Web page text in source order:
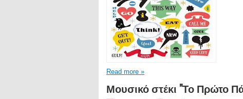
Read more »
Μουσικό στέκι "Το Πρώτο